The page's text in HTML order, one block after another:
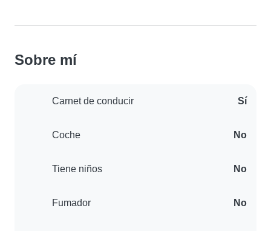
Sobre mí
Carnet de conducir Sí
Coche No
Tiene niños No
Fumador No